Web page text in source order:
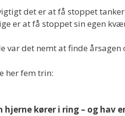
det er at få stoppet
er at få stoppet sin egen
det nemt at finde årsagen
her fem trin:
hjerne kører i ring – og hav